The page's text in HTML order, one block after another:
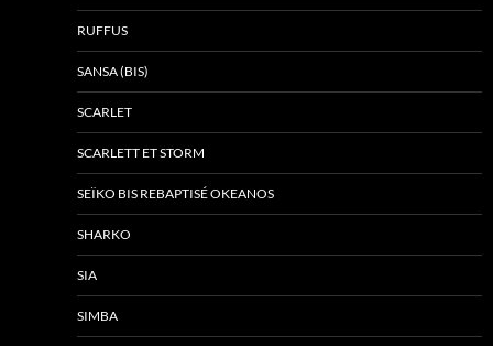
RUFFUS
SANSA (BIS)
SCARLET
SCARLETT ET STORM
SEÏKO BIS REBAPTISÉ OKEANOS
SHARKO
SIA
SIMBA